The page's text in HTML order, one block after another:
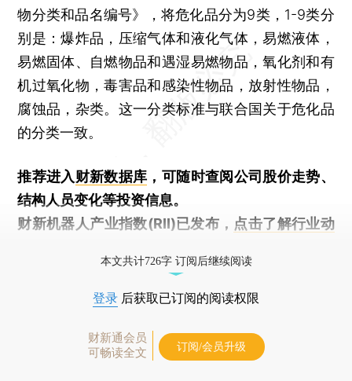
物分类和品名编号》，将危化品分为9类，1-9类分
别是：爆炸品，压缩气体和液化气体，易燃液体，
易燃固体、自燃物品和遇湿易燃物品，氧化剂和有
机过氧化物，毒害品和感染性物品，放射性物品，
腐蚀品，杂类。这一分类标准与联合国关于危化品
的分类一致。
推荐进入财新数据库 ，可随时查阅公司股价走势、
结构人员变化等投资信息。
财新机器人产业指数(RII)已发布， 点击了解行业动
本文共计726字 订阅后继续阅读
登录 后获取已订阅的阅读权限
财新通会员
可畅读全文
订阅/会员升级